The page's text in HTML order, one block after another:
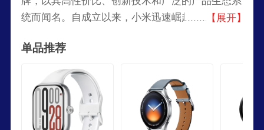
统而闻名。自成立以来，小米迅速崛起，成为全球
的多种智能手机，以及其他智能家居、智能穿戴设
备等产品。
【展开】
单品推荐